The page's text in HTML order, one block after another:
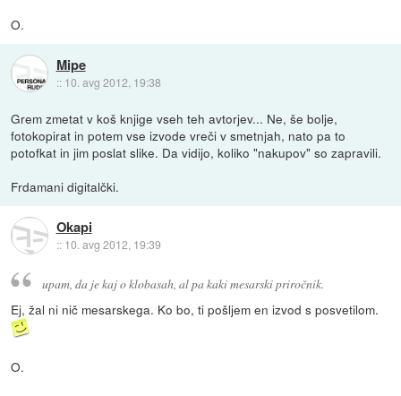
O.
Mipe
:: 10. avg 2012, 19:38
Grem zmetat v koš knjige vseh teh avtorjev... Ne, še bolje,
fotokopirat in potem vse izvode vreči v smetnjah, nato pa to
potofkat in jim poslat slike. Da vidijo, koliko "nakupov" so zapravili.
Frdamani digitalčki.
Okapi
:: 10. avg 2012, 19:39
upam, da je kaj o klobasah, al pa kaki mesarski priročnik.
Ej, žal ni nič mesarskega. Ko bo, ti pošljem en izvod s posvetilom.
O.